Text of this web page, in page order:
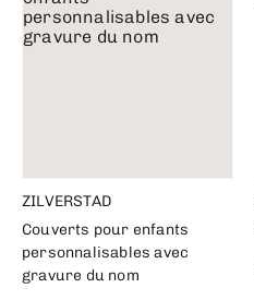
ZILVERSTAD
Couverts pour enfants
personnalisables avec
gravure du nom